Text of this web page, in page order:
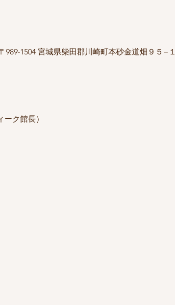
1504 宮城県柴田郡川崎町本砂金道畑９５−１
ク館長）